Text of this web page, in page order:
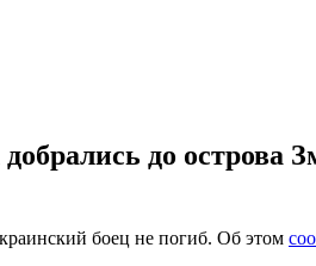
до острова
боец ​​не погиб. Об этом